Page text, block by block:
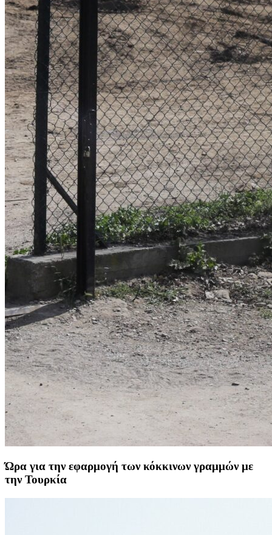
Ώρα για την εφαρμογή των κόκκινων γραμμών με
την Τουρκία